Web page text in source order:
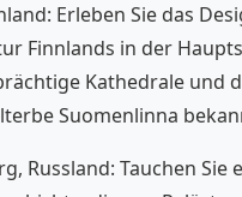
Erleben Sie das
Finnlands in der
Kathedrale und
Suomenlinna
Russland: Tauchen Sie